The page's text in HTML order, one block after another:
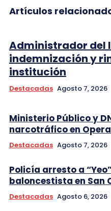
Artículos
Administrador del
indemnización y
institución
Destacadas Agosto 7, 2026
Ministerio Público y
narcotráfico en
Destacadas Agosto 7, 2026
Policía arresto a
baloncestista en San
Destacadas Agosto 6, 2026